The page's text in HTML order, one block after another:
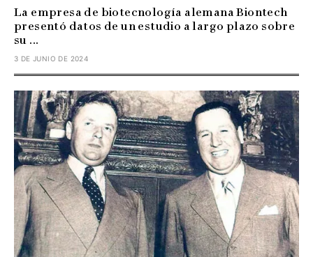
La empresa de biotecnología alemana Biontech
presentó datos de un estudio a largo plazo sobre
su ...
3 DE JUNIO DE 2024